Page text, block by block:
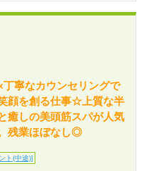
丁寧なカウンセリングで
顔を創る仕事☆上質な半
癒しの美頭筋スパが人気
残業ほぼなし◎
ト(中途)]